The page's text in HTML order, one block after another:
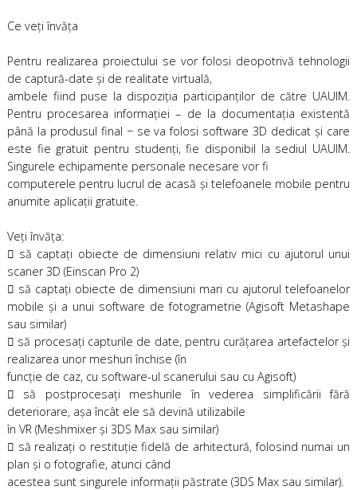
Ce veţi învăţa
Pentru realizarea proiectului se vor folosi deopotrivă tehnologii
de captură-date şi de realitate virtuală,
ambele fiind puse la dispoziţia participanţilor de către UAUIM.
Pentru procesarea informaţiei – de la documentaţia existentă
până la produsul final − se va folosi software 3D dedicat şi care
este fie gratuit pentru studenţi, fie disponibil la sediul UAUIM.
Singurele echipamente personale necesare vor fi
computerele pentru lucrul de acasă şi telefoanele mobile pentru
anumite aplicaţii gratuite.
Veţi învăţa:
 să captaţi obiecte de dimensiuni relativ mici cu ajutorul unui
scaner 3D (Einscan Pro 2)
 să captaţi obiecte de dimensiuni mari cu ajutorul telefoanelor
mobile şi a unui software de fotogrametrie (Agisoft Metashape
sau similar)
 să procesaţi capturile de date, pentru curăţarea artefactelor şi
realizarea unor meshuri închise (în
funcţie de caz, cu software-ul scanerului sau cu Agisoft)
 să postprocesaţi meshurile în vederea simplificării fără
deteriorare, aşa încât ele să devină utilizabile
în VR (Meshmixer şi 3DS Max sau similar)
 să realizaţi o restituţie fidelă de arhitectură, folosind numai un
plan şi o fotografie, atunci când
acestea sunt singurele informaţii păstrate (3DS Max sau similar).